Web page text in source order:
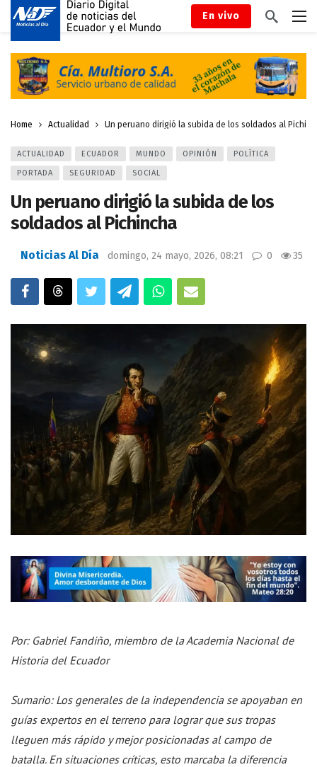
En vivo
Home Actualidad Un peruano dirigió la subida de los soldados al
ACTUALIDAD ECUADOR MUNDO OPINIÓN POLÍTICA
PORTADA SEGURIDAD SOCIAL
Un peruano dirigió la subida de los
soldados al Pichincha
Noticias Al Día domingo, 24 mayo, 2026, 08:21 0 35
Por: Gabriel Fandiño, miembro de la Academia Nacional de
Historia del Ecuador
Sumario: Los generales de la independencia se apoyaban en
guías expertos en el terreno para lograr que sus tropas
lleguen más rápido y mejor posicionadas al campo de
batalla. En situaciones críticas, esto marcaba la diferencia